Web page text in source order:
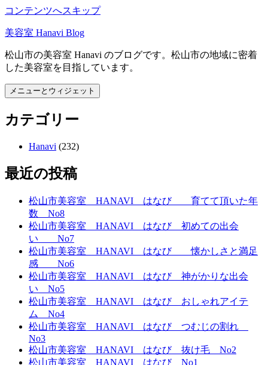
コンテンツへスキップ
美容室 Hanavi Blog
松山市の美容室 Hanavi のブログです。松山市の地域に密着
した美容室を目指しています。
メニューとウィジェット
カテゴリー
Hanavi (232)
最近の投稿
松山市美容室 HANAVI はなび 育てて頂いた年
数 No8
松山市美容室 HANAVI はなび 初めての出会
い No7
松山市美容室 HANAVI はなび 懐かしさと満足
感 No6
松山市美容室 HANAVI はなび 神がかりな出会
い No5
松山市美容室 HANAVI はなび おしゃれアイテ
ム No4
松山市美容室 HANAVI はなび つむじの割れ
No3
松山市美容室 HANAVI はなび 抜け毛 No2
松山市美容室 HANAVI はなび No1